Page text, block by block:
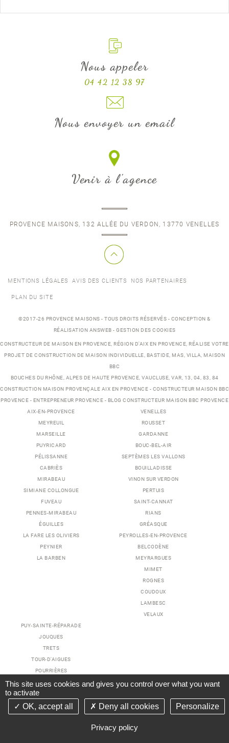
CONTACT
Nous appeler
04 42 12 38 97
Nous envoyer un email
Venir à l'agence
PROVENCE MAISONS, 132 ALLÉE DU VERDON, 13770 VENELLES
MENTIONS LÉGALES AVIS DES CLIENTS NOS PARTENAIRES
PLAN DU SITE
©2017-26 PROVENCE MAISONS - TOUS DROITS RÉSERVÉS - CONCEPTION &
RÉALISATION ANSWEB - GESTION DES COOKIES
CONSTRUCTEUR DE MAISON EN PROVENCE , RÉGION D'AIX EN PROVENCE, RÉALISE VOTRE
PROJET DE CONSTRUCTION DE MAISON INDIVIDUELLE BASTIDE MAS VILLA , MAISON
BBC
BOUCHES DU RHÔNE, ALPES DE HAUTE PROVENCE, VAUCLUSE, VAR, 13, 04, 83, 84
CONSTRUCTION MAISON PROVENÇALE AIX EN PROVENCE - CONSTRUCTEUR MAISON BBC
PROVENCE - ENTREPRENEUR PROVENCE - BLOG CONSTRUCTEUR MAISON BBC PROVENCE
AIX-EN-PROVENCE
MEYREUIL
MARSEILLE
PUYRICARD
PÉLISSANNE
CABRIÈS
MIRABEAU
VENELLES
ROUSSET
GARDANNE
BOUC-BEL-AIR
SEPTÈMES LES VALLONS
BOUILLADISSE
VINON SUR VERDON
SIMIANE COLLONGUE
FUVEAU
PENNES-MIRABEAU
ÉGUILLES
LA FARE LES OLIVIERS
PEYNIER
LA BARBEN
PERTUIS
SAINT-CANNAT
RIANS
GRÉASQUE
PEYROLLES-EN-PROVENCE
BELCODÈNE
MEYRARGUES
MIMET
ROGNES
COUDOUX
LAMBESC
VELAUX
PUY-SAINTE-RÉPARADE
JOUQUES
TRETS
TOUR-D'AIGUES
POURRIÈRES
VENTABREN
TERRAIN LA COURONNE
This site uses cookies and gives you control over what you want
to activate
OK, accept all
Deny all cookies Personalize
Privacy policy